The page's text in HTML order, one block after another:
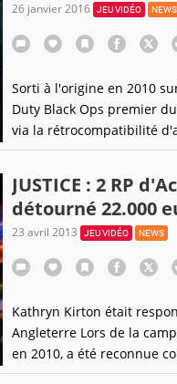
26 janvier 2016 JEU VIDÉO NEWS
Sorti à l'origine en 2010
Duty Black Ops premier
via la rétrocompatibilité
images "explicites". Faut-il
JUSTICE : 2 RP
détourné 22.000
23 avril 2013 JEU VIDÉO NEWS
Kathryn Kirton était
Angleterre Lors de la
en 2010, a été reconnue
milliers d'euros à des fins